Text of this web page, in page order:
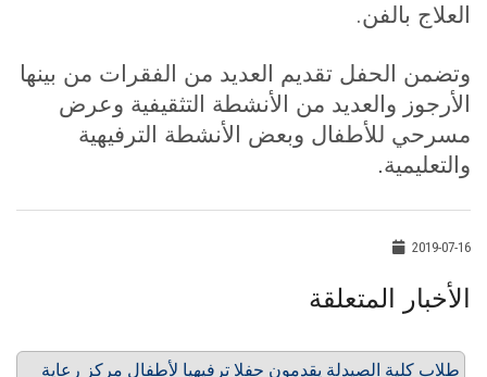
العلاج بالفن.
وتضمن الحفل تقديم العديد من الفقرات من بينها
الأرجوز والعديد من الأنشطة التثقيفية وعرض
مسرحي للأطفال وبعض الأنشطة الترفيهية
والتعليمية.
2019-07-16
الأخبار المتعلقة
طلاب كلية الصيدلة يقدمون حفلا ترفيهيا لأطفال مركز رعاية